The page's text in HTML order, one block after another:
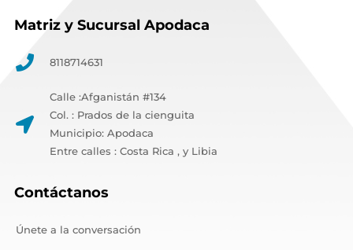
Matriz y Sucursal Apodaca
8118714631
Calle :Afganistán #134
Col. : Prados de la cienguita
Municipio: Apodaca
Entre calles : Costa Rica , y Libia
Contáctanos
Únete a la conversación